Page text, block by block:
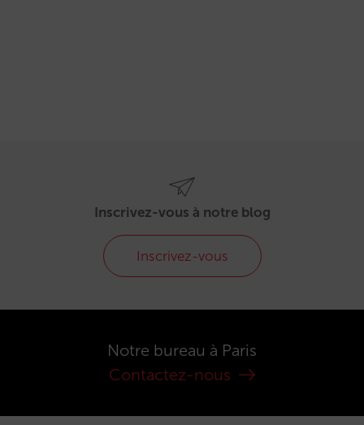
Inscrivez-vous à notre blog
Inscrivez-vous
Notre bureau à Paris
Contactez-nous